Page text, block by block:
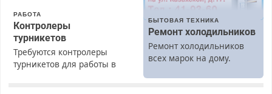
РАБОТА
Контролеры
турникетов
Требуются контролеры
турникетов для работы в
БЫТОВАЯ ТЕХНИКА
Ремонт холодильников
Ремонт холодильников
всех марок на дому.